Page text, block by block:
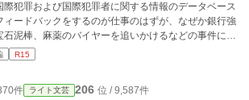
際犯罪および国際犯罪者に関する情報のデータベース
ィードバックをするのが仕事のはずが、なぜか銀行強
石泥棒、麻薬のバイヤーを追いかけるなどの事件に巻
れ、警察官と変わらない働きをしている。 もちろん、
になってかれこれ五年。そろそろ日本に帰国したい。
を食べたい。のだが、移動許可申請をしてもなかなか
R15
件 ライト文芸 206 位 / 9,587件